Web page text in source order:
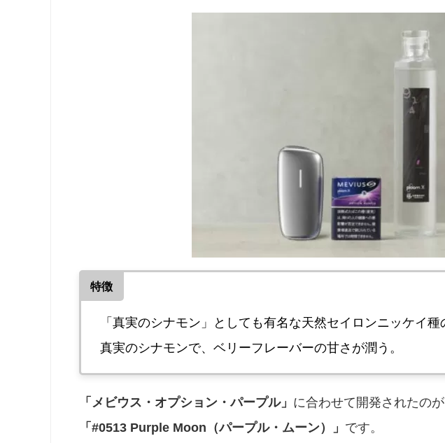
特徴
「真実のシナモン」としても有名な天然セイロンニッケイ種
真実のシナモンで、ベリーフレーバーの甘さが潤う。
「メビウス・オプション・パープル」 に合わせて開発されたの
「#0513 Purple Moon（パープル・ムーン）」 です。